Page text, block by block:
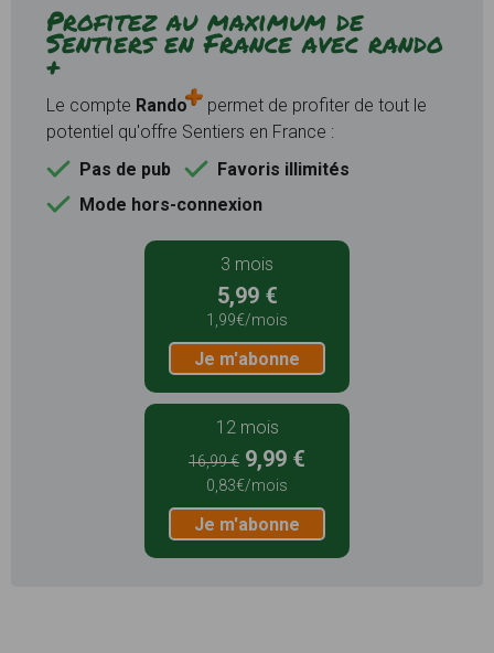
Profitez au maximum de
Sentiers en France avec rando
+
Le compte Rando
permet de profiter de tout le
potentiel qu'offre Sentiers en France :
Pas de pub
Favoris illimités
Mode hors-connexion
3 mois
5,99 €
1,99€/mois
Je m'abonne
12 mois
16,99 € 9,99 €
0,83€/mois
Je m'abonne